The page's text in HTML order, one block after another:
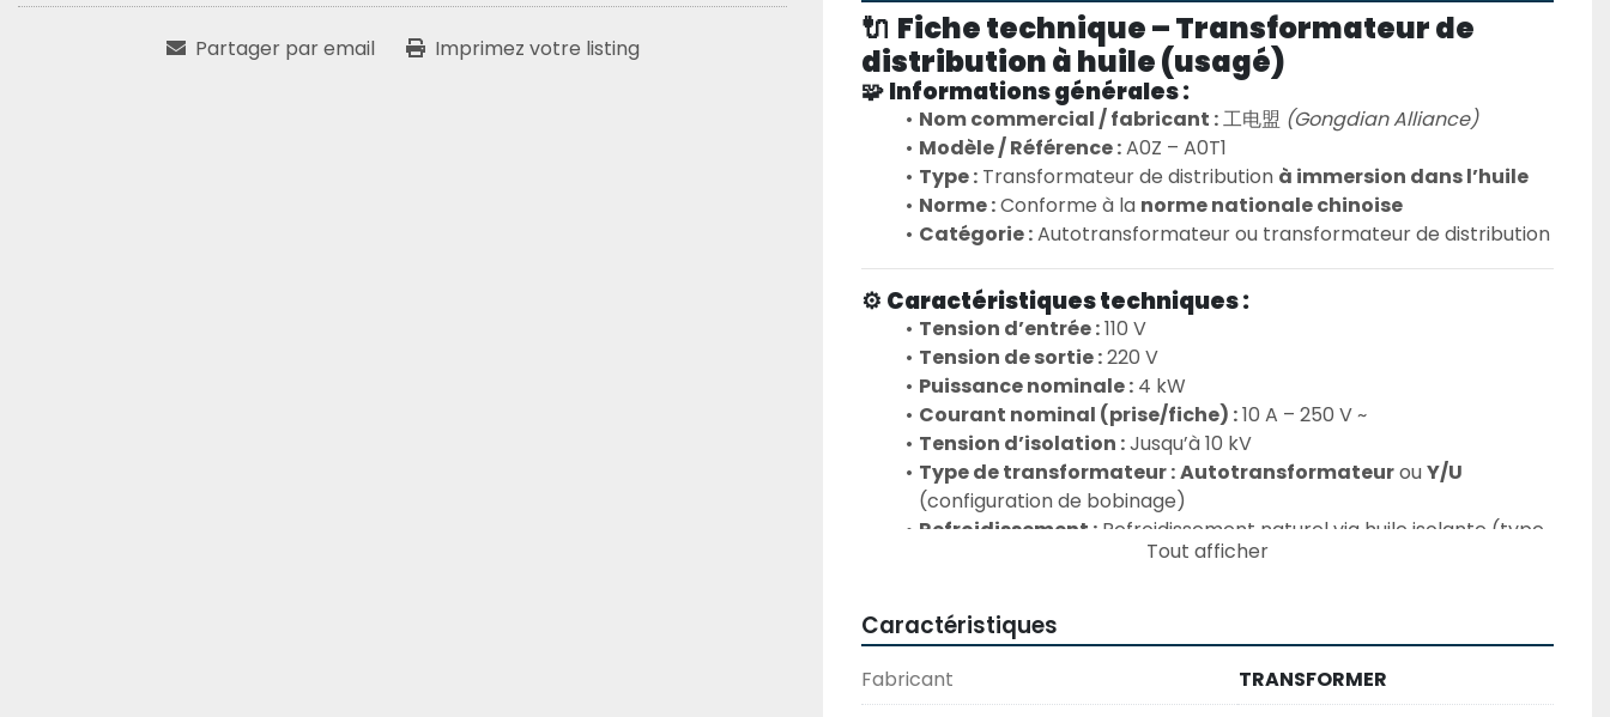
Partager par email Imprimez votre listing
🔌 Fiche technique – Transformateur de
distribution à huile (usagé)
🧩 Informations générales :
Nom commercial / fabricant : 工电盟 (Gongdian Alliance)
Modèle / Référence : A0Z – A0T1
Type : Transformateur de distribution à immersion dans l’huile
Norme : Conforme à la norme nationale chinoise
Catégorie : Autotransformateur ou transformateur de distribution
⚙️ Caractéristiques techniques :
Tension d’entrée : 110 V
Tension de sortie : 220 V
Puissance nominale : 4 kW
Courant nominal (prise/fiche) : 10 A – 250 V ~
Tension d’isolation : Jusqu’à 10 kV
Type de transformateur :Autotransformateur ou Y/U
(configuration de bobinage)
Refroidissement : Refroidissement naturel via huile isolante (type
pour équipements industriels ou résidentiels
🏗️ Caractéristiques physiques :
Montage : Sol ou châssis
Tout afficher
Caractéristiques
Fabricant
TRANSFORMER